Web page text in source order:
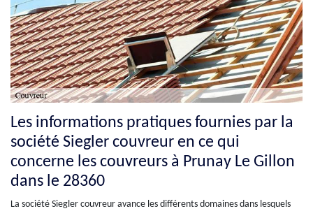
Les informations pratiques fournies par la
société Siegler couvreur en ce qui
concerne les couvreurs à Prunay Le Gillon
dans le 28360
La société Siegler couvreur avance les différents domaines dans lesquels